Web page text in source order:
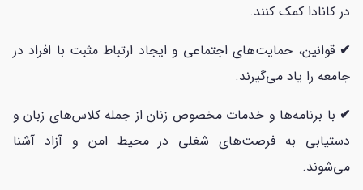
در کانادا کمک کنند.
✔قوانین، حمایت‌های اجتماعی و ایجاد ارتباط مثبت با افراد در
جامعه را یاد می‌گیرند.
✔ با برنامه‌ها و خدمات مخصوص زنان از جمله کلاس‌های زبان و
دستیابی به فرصت‌های شغلی در محیط امن و آزاد آشنا
می‌شوند.